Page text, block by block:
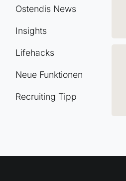
Ostendis News
Insights
Lifehacks
Neue Funktionen
Recruiting Tipp